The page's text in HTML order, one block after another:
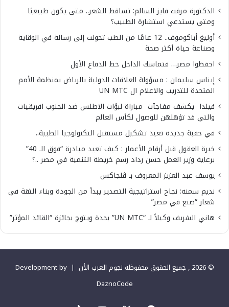
الدكتورة مرفت فايز السالم: تساقط الشعر.. متى يكون طبيعيًا
ومتى يستدعي استشارة الطبيب؟
أوليغ أباكوموف.. 12 عامًا من الطب تحولت إلى رسالة في الوقاية
وصناعة حياة أكثر صحة
احفظوا مصر… فتماسك الداخل خط الدفاع الأول
إيناس سليمان : مسؤولة العلاقات الدولية بالرياض بمنظمة الأمم
المتحدة للتدريب والاعلام ال UN MTC
فيلدا يكشف مفاجآت مباراة لبؤات الاطلس ضد الجنوب افريقيات
والتي قد تؤهلهن للوصول لكأس العالم
في حقبة جديدة تعيد تشكيل مستقبل التكنولوجيا الطبية..
خبرة العقول قبل أرقام الأعمار : كيف تعيد مبادرة “فوق الـ 40”
برعاية وزير العمل حسن رداد رسم خريطة التنمية في مصر ..؟
يوسف عبد العزيز المعروف بـ ڤلجاكس
نديم سمنه: نجاح استراتيجية التصدير يبدأ من الجودة وبناء الثقة في
شعار “صنع في مصر”
هاني الشريف وكيلاً لـ “UN MTC” بجدة ويتوج بجائزة “القائد المؤثر”
© 2026 , جميع الحقوق محفوظة نجوم العرب الأن |
Development by
DaznoCode